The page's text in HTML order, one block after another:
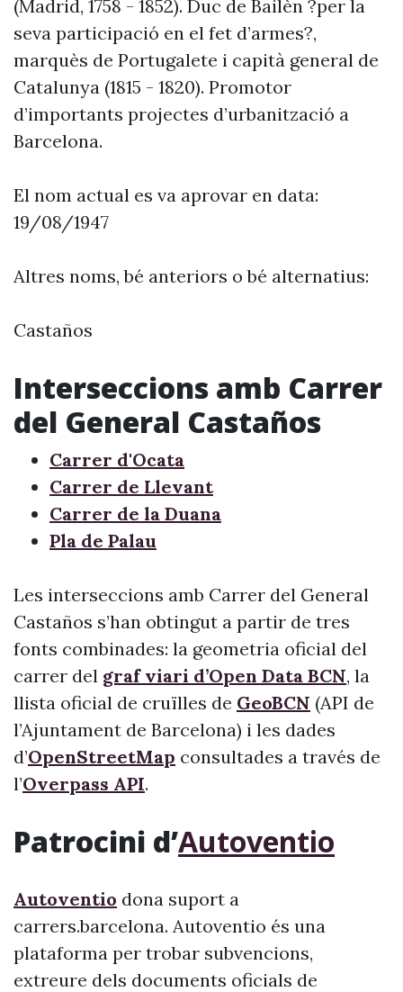
(Madrid, 1758 - 1852). Duc de Bailèn ?per la
seva participació en el fet d’armes?,
marquès de Portugalete i capità general de
Catalunya (1815 - 1820). Promotor
d’importants projectes d’urbanització a
Barcelona.
El nom actual es va aprovar en data:
19/08/1947
Altres noms, bé anteriors o bé alternatius:
Castaños
Interseccions amb Carrer
del General Castaños
Carrer d'Ocata
Carrer de Llevant
Carrer de la Duana
Pla de Palau
Les interseccions amb Carrer del General
Castaños s’han obtingut a partir de tres
fonts combinades: la geometria oficial del
carrer del graf viari d’Open Data BCN, la
llista oficial de cruïlles de GeoBCN (API de
l’Ajuntament de Barcelona) i les dades
d’OpenStreetMap consultades a través de
l’Overpass API.
Patrocini d’Autoventio
Autoventio dona suport a
carrers.barcelona. Autoventio és una
plataforma per trobar subvencions,
extreure dels documents oficials de